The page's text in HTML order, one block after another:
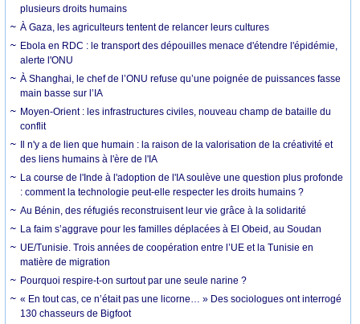
plusieurs droits humains
À Gaza, les agriculteurs tentent de relancer leurs cultures
Ebola en RDC : le transport des dépouilles menace d'étendre l'épidémie,
alerte l'ONU
À Shanghai, le chef de l’ONU refuse qu’une poignée de puissances fasse
main basse sur l’IA
Moyen-Orient : les infrastructures civiles, nouveau champ de bataille du
conflit
Il n'y a de lien que humain : la raison de la valorisation de la créativité et
des liens humains à l'ère de l'IA
La course de l'Inde à l'adoption de l'IA soulève une question plus profonde
: comment la technologie peut-elle respecter les droits humains ?
Au Bénin, des réfugiés reconstruisent leur vie grâce à la solidarité
La faim s’aggrave pour les familles déplacées à El Obeid, au Soudan
UE/Tunisie. Trois années de coopération entre l’UE et la Tunisie en
matière de migration
Pourquoi respire-t-on surtout par une seule narine ?
« En tout cas, ce n’était pas une licorne… » Des sociologues ont interrogé
130 chasseurs de Bigfoot